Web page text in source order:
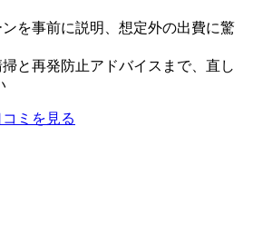
を事前に説明、想定外の出費に驚
と再発防止アドバイスまで、直し
コミを見る